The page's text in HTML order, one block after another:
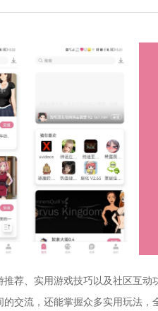
荐、实用游戏技巧以及社区互动
交流，还能掌握众多实用玩法